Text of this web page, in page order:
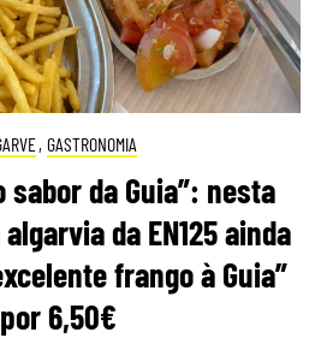
, GASTRONOMIA
sabor da Guia”: nesta
da EN125 ainda
frango à Guia”
por 6,50€